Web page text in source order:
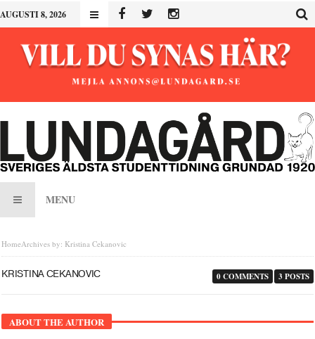
AUGUSTI 8, 2026
MENU
HomeArchives by: Kristina Cekanovic
KRISTINA CEKANOVIC 3 POSTS
0 COMMENTS
ABOUT THE AUTHOR